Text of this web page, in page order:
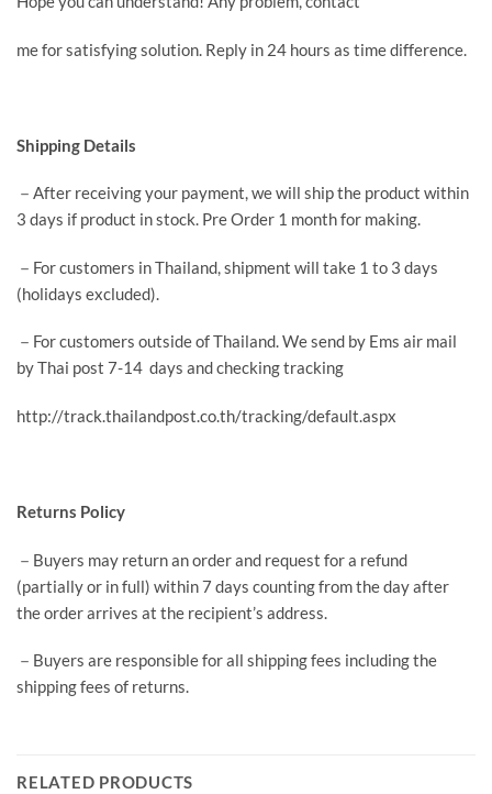
me for satisfying solution. Reply in 24 hours as time difference.
Shipping Details
－After receiving your payment, we will ship the product within
3 days if product in stock. Pre Order 1 month for making.
－For customers in Thailand, shipment will take 1 to 3 days
(holidays excluded).
－For customers outside of Thailand. We send by Ems air mail
by Thai post 7-14 days and checking tracking
http://track.thailandpost.co.th/tracking/default.aspx
Returns Policy
－Buyers may return an order and request for a refund
(partially or in full) within 7 days counting from the day after
the order arrives at the recipient’s address.
－Buyers are responsible for all shipping fees including the
shipping fees of returns.
RELATED PRODUCTS